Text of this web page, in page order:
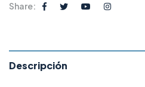
Share:
Descripción